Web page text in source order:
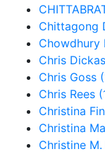
Chittagong
Chowdhury
Chris
Chris Goss
Chris Rees
Christina
Christina
Christine